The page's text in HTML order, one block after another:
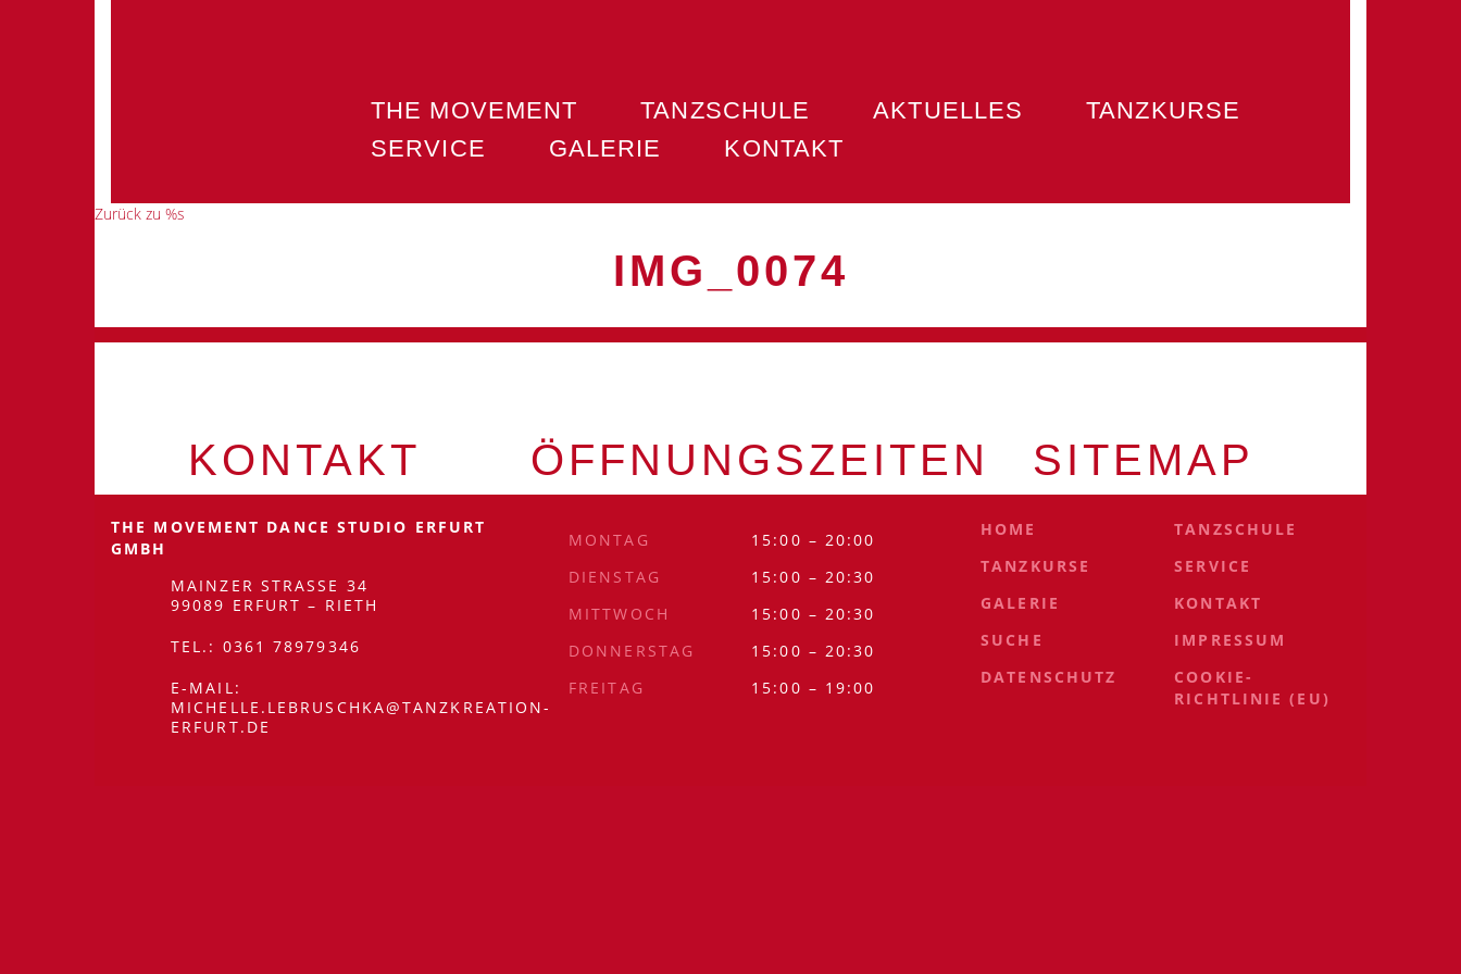
THE MOVEMENT TANZSCHULE AKTUELLES
TANZKURSE
SERVICE
GALERIE KONTAKT
Zurück zu %s
IMG_0074
KONTAKT ÖFFNUNGSZEITEN SITEMAP
THE MOVEMENT DANCE STUDIO ERFURT
GMBH
MAINZER STRASSE 34
99089 ERFURT – RIETH
TEL.: 0361 78979346
E-MAIL:
MICHELLE.LEBRUSCHKA@TANZKREATION-
ERFURT.DE
MONTAG
15:00 – 20:00
DIENSTAG
15:00 – 20:30
MITTWOCH
15:00 – 20:30
DONNERSTAG
15:00 – 20:30
FREITAG
15:00 – 19:00
HOME
TANZSCHULE
TANZKURSE
SERVICE
GALERIE
KONTAKT
SUCHE
IMPRESSUM
DATENSCHUTZ
COOKIE-
RICHTLINIE (EU)